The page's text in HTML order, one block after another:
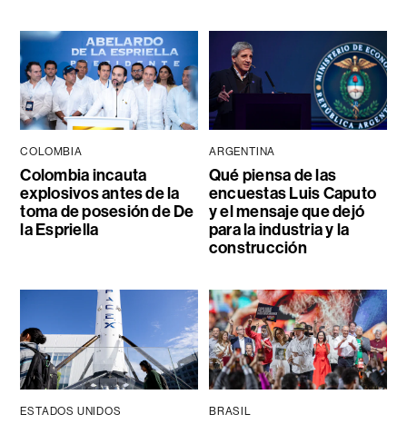
COLOMBIA
Colombia incauta
explosivos antes de la
toma de posesión de De
la Espriella
ARGENTINA
Qué piensa de las
encuestas Luis Caputo
y el mensaje que dejó
para la industria y la
construcción
ESTADOS UNIDOS BRASIL